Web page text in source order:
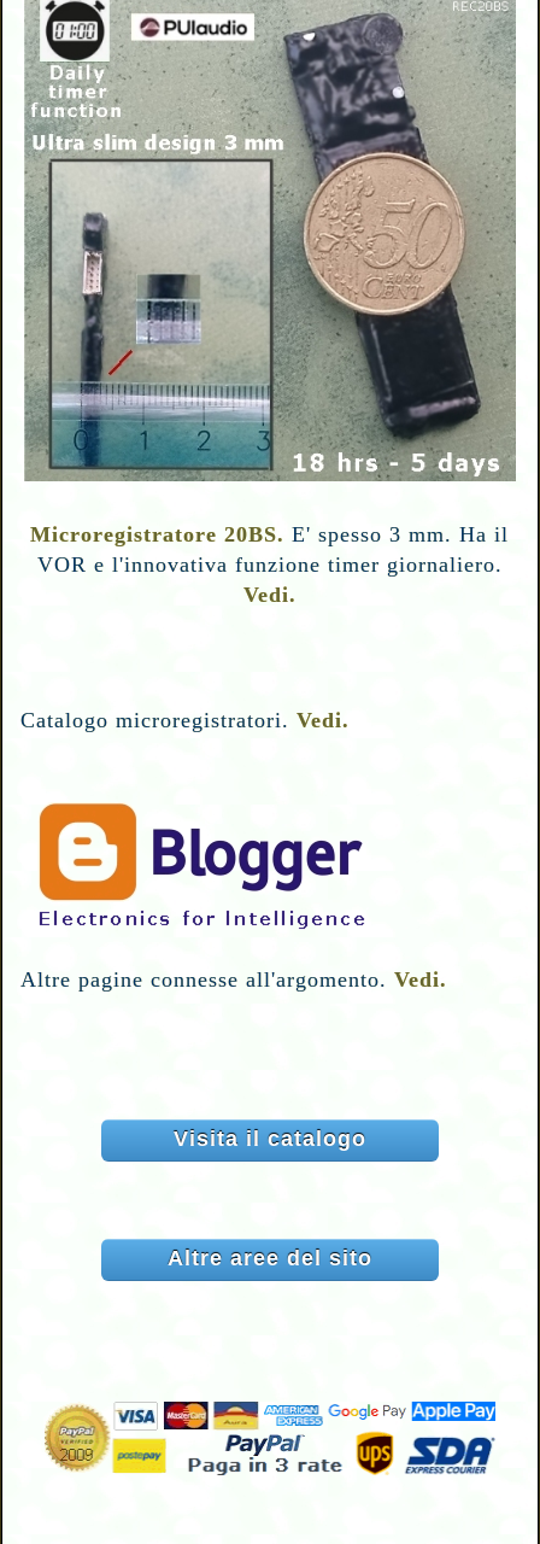
Microregistratore 20BS. E' spesso 3 mm. Ha il
VOR e l'innovativa funzione timer giornaliero.
Vedi.
Catalogo microregistratori. Vedi.
Altre pagine connesse all'argomento.Vedi.
Visita il catalogo
Altre aree del sito